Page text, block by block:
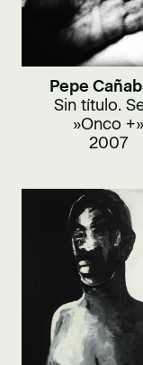
Pepe
Sin título.
»Onco +»
2007